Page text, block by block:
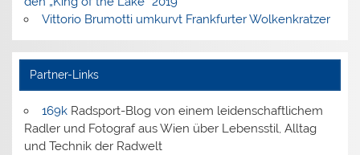
Vittorio Brumotti umkurvt Frankfurter Wolkenkratzer
Partner-Links
169kRadsport-Blog von einem leidenschaftlichem
Radler und Fotograf aus Wien über Lebensstil, Alltag
und Technik der Radwelt